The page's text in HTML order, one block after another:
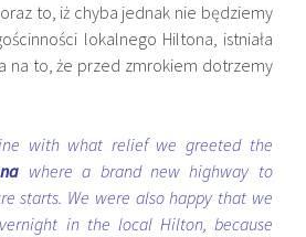
to, iż chyba jednak nie będziemy
lokalnego Hiltona, istniała
na to, że przed zmrokiem dotrzemy
with what relief we greeted the
where a brand new highway to
starts. We were also happy that we
in the local Hilton, because